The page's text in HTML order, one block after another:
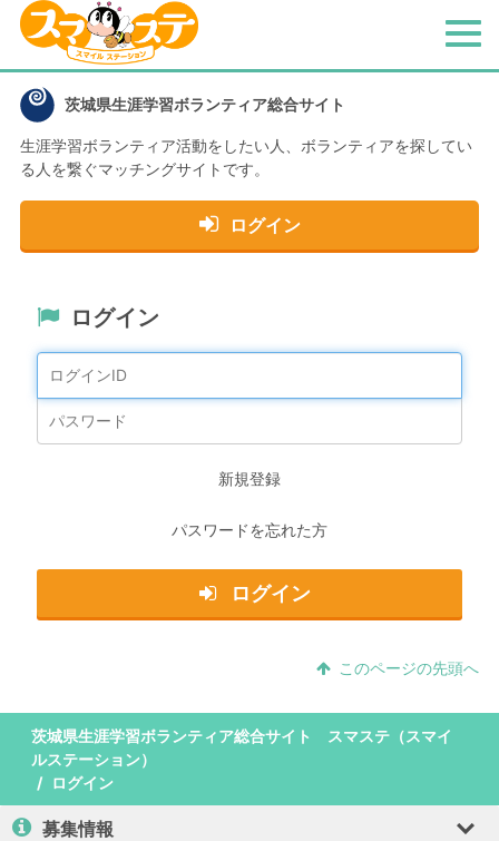
茨城県生涯学習ボランティア総合サイト
生涯学習ボランティア活動をしたい人、 ボランティアを探してい
る人を繋ぐマッチングサイトです。
ログイン
メ
ログイン
新規登録
パスワードを忘れた方
ログイン
このページの先頭へ
茨城県生涯学習ボランティア総合サイト スマステ（スマイ
ルステーション）
ログイン
募集情報